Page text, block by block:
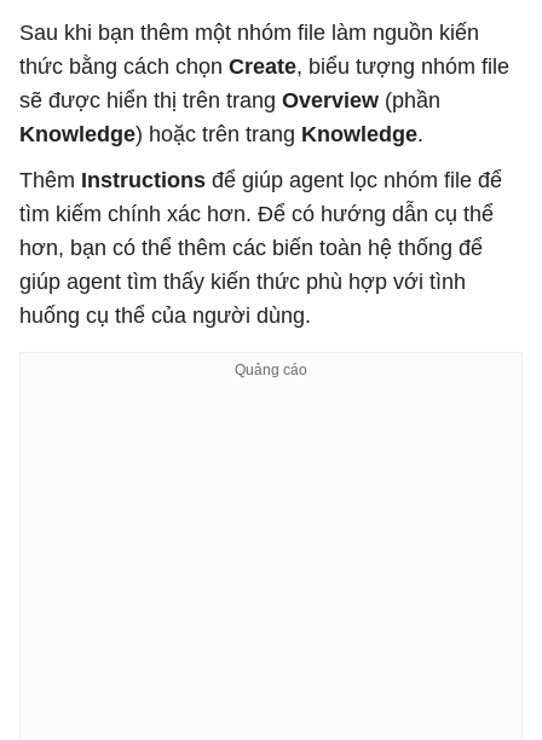
Sau khi bạn thêm một nhóm file làm nguồn kiến ​​
thức bằng cách chọn Create, biểu tượng nhóm file
sẽ được hiển thị trên trang Overview (phần
Knowledge) hoặc trên trang Knowledge.
Thêm Instructions để giúp agent lọc nhóm file để
tìm kiếm chính xác hơn. Để có hướng dẫn cụ thể
hơn, bạn có thể thêm các biến toàn hệ thống để
giúp agent tìm thấy kiến ​​thức phù hợp với tình
huống cụ thể của người dùng.